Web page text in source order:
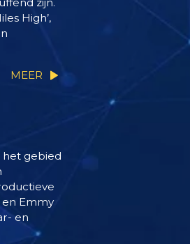
High’,
MEER
het gebied
Emmy
en